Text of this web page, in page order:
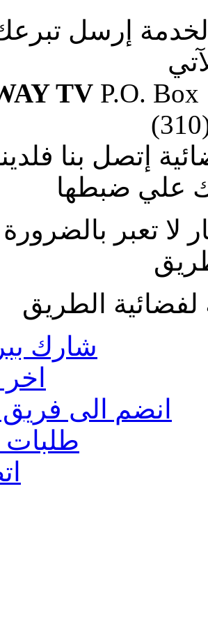
إرسل
TVP.O. Box
إتصل بنا
علي ضبطها
لا تعبر
الطريق
شارك
اخر
انضم الى
طلبات